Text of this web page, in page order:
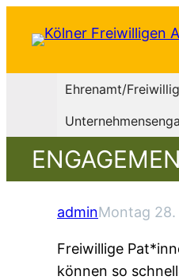
Ehrenamt/
adminMontag 28.
Freiwillige
können so